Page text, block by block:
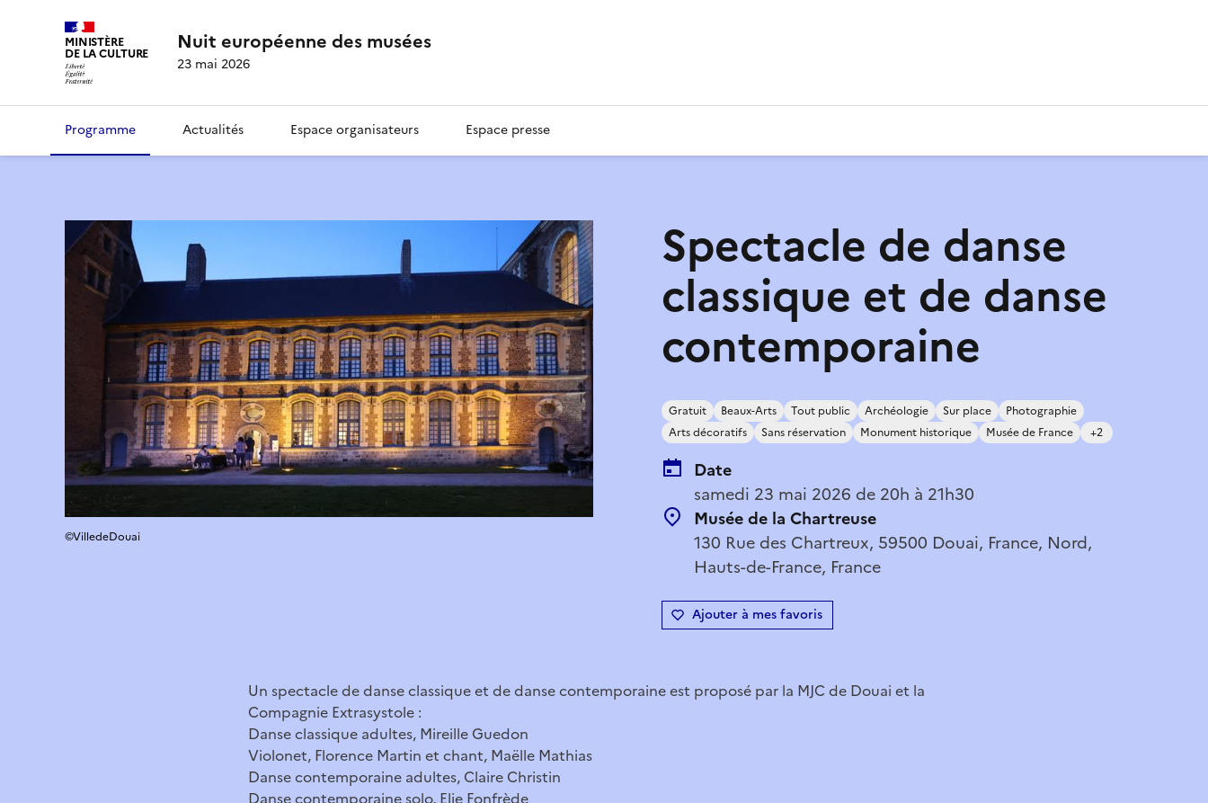
MINISTÈRE
DE LA CULTURE Nuit européenne des musées
23 mai 2026
Programme Actualités Espace organisateurs Espace presse
Spectacle de danse
classique et de danse
contemporaine
Gratuit Beaux-Arts Tout public Archéologie Sur place
Photographie
Arts décoratifs
Sans réservation Monument historique Musée de France +2
Date
samedi 23 mai 2026 de 20h à 21h30
Musée de la Chartreuse
130 Rue des Chartreux, 59500 Douai, France, Nord,
Hauts-de-France, France
Ajouter à mes favoris
©VilledeDouai
Un spectacle de danse classique et de danse contemporaine est proposé par la MJC de Douai et la
Compagnie Extrasystole :
Danse classique adultes, Mireille Guedon
Violonet, Florence Martin et chant, Maëlle Mathias
Danse contemporaine adultes, Claire Christin
Danse contemporaine solo, Elie Fonfrède